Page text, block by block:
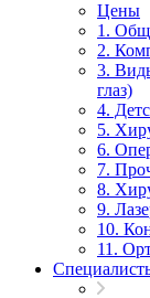
Цены
1.
2.
3.
глаз)
4.
5.
6.
7.
8.
9.
10.
11.